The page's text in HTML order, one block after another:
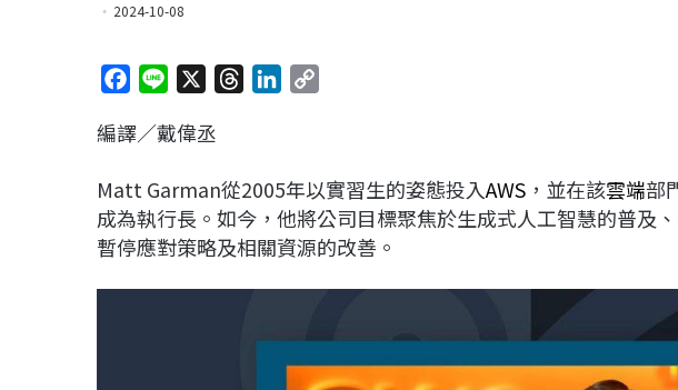
2024-10-08
c
b
o
o
n
a
d
s
e
d
I
L
i
n
編譯／戴偉丞
Matt Garman從2005年以實習生的姿態投入AWS ，並在該雲端部
成為執行長。如今，他將公司目標聚焦於生成式人工智慧的普及
暫停應對策略及相關資源的改善。